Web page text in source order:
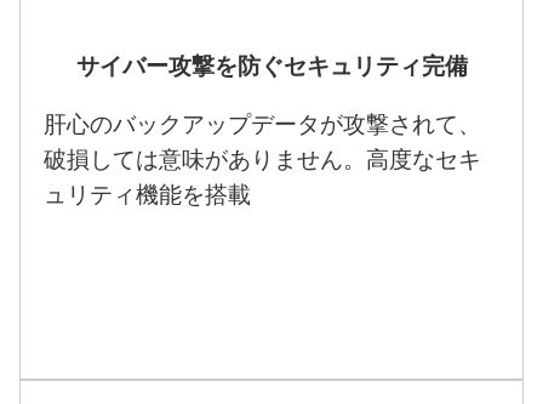
サイバー攻撃を防ぐセキュリティ完備
肝心のバックアップデータが攻撃されて、
破損しては意味がありません。高度なセキ
ュリティ機能を搭載